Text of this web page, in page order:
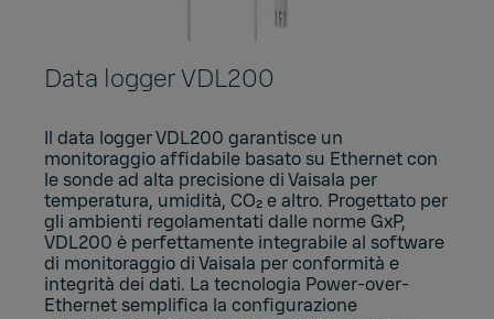
Data logger VDL200
Il data logger VDL200 garantisce un
monitoraggio affidabile basato su Ethernet con
le sonde ad alta precisione di Vaisala per
temperatura, umidità, CO₂ e altro. Progettato per
gli ambienti regolamentati dalle norme GxP,
VDL200 è perfettamente integrabile al software
di monitoraggio di Vaisala per conformità e
integrità dei dati. La tecnologia Power-over-
Ethernet semplifica la configurazione